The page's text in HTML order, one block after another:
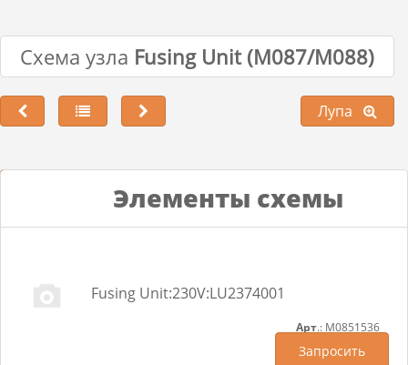
Схема узла Fusing Unit (M087/M088)
Лупа
Элементы схемы
Fusing Unit:230V:LU2374001
Арт.: M0851536
Запросить